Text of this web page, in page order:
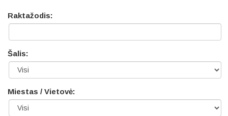
Raktažodis:
Šalis:
Miestas / Vietovė: